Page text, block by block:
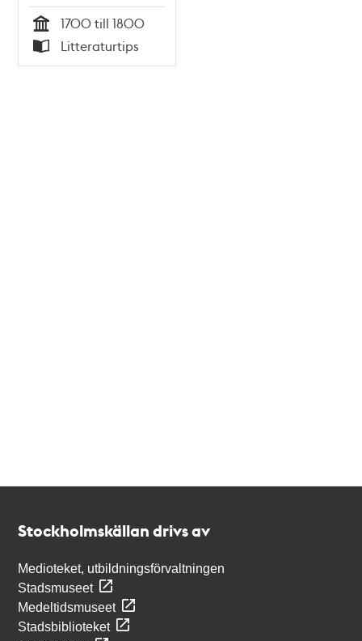
Tid
1700 till 1800
Typ
Litteraturtips
Stockholmskällan drivs av
Medioteket, utbildningsförvaltningen
Stadsmuseet
Medeltidsmuseet
Stadsbiblioteket